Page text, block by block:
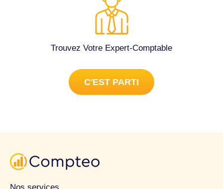
Trouvez Votre Expert-Comptable
C'EST PARTI